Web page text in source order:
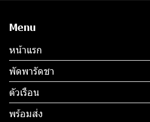
Menu
หน้าแรก
พัดพารัดชา
ตัวเรือน
พร้อมส่ง